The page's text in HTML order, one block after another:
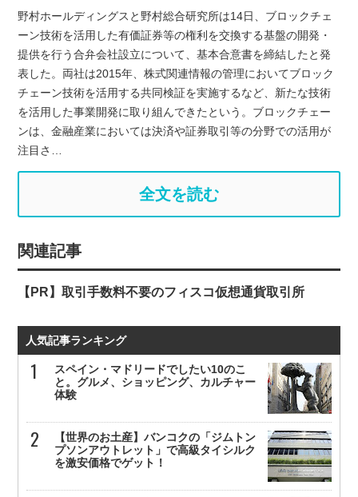
野村ホールディングスと野村総合研究所は14日、ブロックチェ
ーン技術を活用した有価証券等の権利を交換する基盤の開発・
提供を行う合弁会社設立について、基本合意書を締結したと発
表した。両社は2015年、株式関連情報の管理においてブロック
チェーン技術を活用する共同検証を実施するなど、新たな技術
を活用した事業開発に取り組んできたという。ブロックチェー
ンは、金融産業においては決済や証券取引等の分野での活用が
注目さ…
全文を読む
関連記事
【PR】取引手数料不要のフィスコ仮想通貨取引所
人気記事ランキング
スペイン・マドリードでしたい10のこ
と。グルメ、ショッピング、カルチャー
体験
【世界のお土産】バンコクの「ジムトン
プソンアウトレット」で高級タイシルク
を激安価格でゲット！